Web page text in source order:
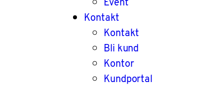
Kontakt
Kontakt
Bli kund
Kontor
Kundportal